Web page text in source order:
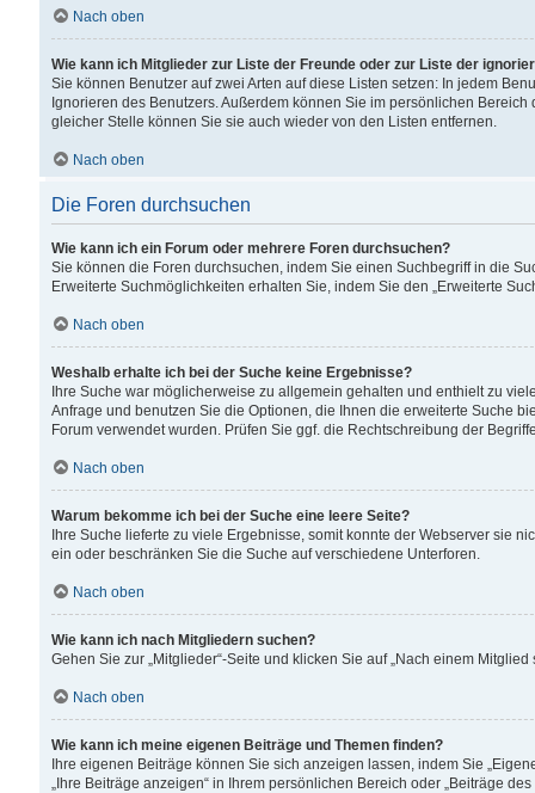
Nach oben
Wie kann ich Mitglieder zur Liste der Freunde oder zur Liste der
Sie können Benutzer auf zwei Arten auf diese Listen setzen: In jedem
Ignorieren des Benutzers. Außerdem können Sie im persönlichen
gleicher Stelle können Sie sie auch wieder von den Listen entfernen.
Nach oben
Die Foren durchsuchen
Wie kann ich ein Forum oder mehrere Foren durchsuchen?
Sie können die Foren durchsuchen, indem Sie einen Suchbegriff in die
Erweiterte Suchmöglichkeiten erhalten Sie, indem Sie den „Erweiterte
Nach oben
Weshalb erhalte ich bei der Suche keine Ergebnisse?
Ihre Suche war möglicherweise zu allgemein gehalten und enthielt zu
Anfrage und benutzen Sie die Optionen, die Ihnen die erweiterte Suche
Forum verwendet wurden. Prüfen Sie ggf. die Rechtschreibung der
Nach oben
Warum bekomme ich bei der Suche eine leere Seite?
Ihre Suche lieferte zu viele Ergebnisse, somit konnte der Webserver sie
ein oder beschränken Sie die Suche auf verschiedene Unterforen.
Nach oben
Wie kann ich nach Mitgliedern suchen?
Gehen Sie zur „Mitglieder“-Seite und klicken Sie auf „Nach einem Mitglied
Nach oben
Wie kann ich meine eigenen Beiträge und Themen finden?
Ihre eigenen Beiträge können Sie sich anzeigen lassen, indem Sie
„Ihre Beiträge anzeigen“ in Ihrem persönlichen Bereich oder „Beiträge